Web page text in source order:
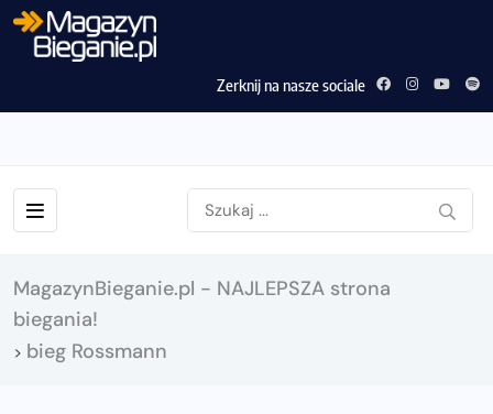
Zerknij na nasze sociale
MagazynBieganie.pl - NAJLEPSZA strona
biegania!
> bieg Rossmann